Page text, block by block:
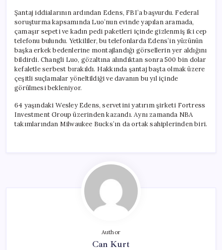
Şantaj iddialarının ardından Edens, FBI’a başvurdu. Federal
soruşturma kapsamında Luo’nun evinde yapılan aramada,
çamaşır sepeti ve kadın pedi paketleri içinde gizlenmiş iki cep
telefonu bulundu. Yetkililer, bu telefonlarda Edens’in yüzünün
başka erkek bedenlerine montajlandığı görsellerin yer aldığını
bildirdi. Changli Luo, gözaltına alındıktan sonra 500 bin dolar
kefaletle serbest bırakıldı. Hakkında şantaj başta olmak üzere
çeşitli suçlamalar yöneltildiği ve davanın bu yıl içinde
görülmesi bekleniyor.
64 yaşındaki Wesley Edens, servetini yatırım şirketi Fortress
Investment Group üzerinden kazandı. Aynı zamanda NBA
takımlarından Milwaukee Bucks’ın da ortak sahiplerinden biri.
Author
Can Kurt